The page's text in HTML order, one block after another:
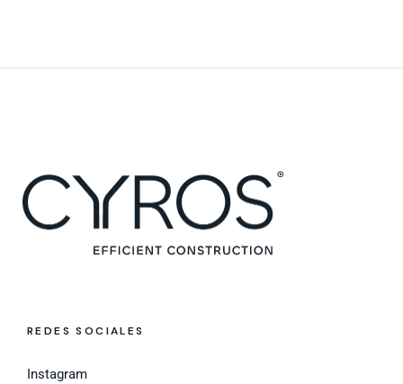
REDES SOCIALES
Instagram